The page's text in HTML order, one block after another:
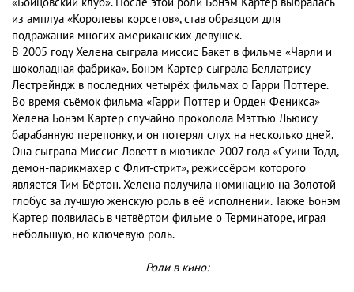
из амплуа «Королевы корсетов», став образцом для
подражания многих американских девушек.
В 2005 году Хелена сыграла миссис Бакет в фильме «Чарли и
шоколадная фабрика». Бонэм Картер сыграла Беллатрису
Лестрейндж в последних четырёх фильмах о Гарри Поттере.
Во время съёмок фильма «Гарри Поттер и Орден Феникса»
Хелена Бонэм Картер случайно проколола Мэттью Льюису
барабанную перепонку, и он потерял слух на несколько дней.
Она сыграла Миссис Ловетт в мюзикле 2007 года «Суини Тодд,
демон-парикмахер с Флит-стрит», режиссёром которого
является Тим Бёртон. Хелена получила номинацию на Золотой
глобус за лучшую женскую роль в её исполнении. Также Бонэм
Картер появилась в четвёртом фильме о Терминаторе, играя
небольшую, но ключевую роль.
Роли в кино: